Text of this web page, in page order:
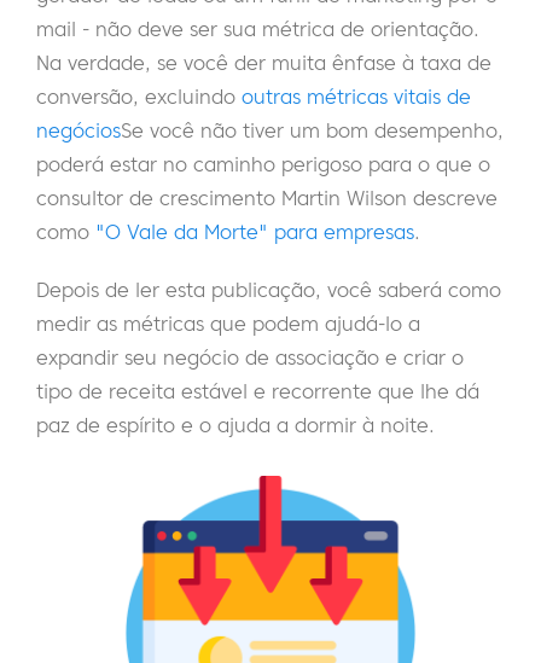
mail - não deve ser sua métrica de orientação.
Na verdade, se você der muita ênfase à taxa de
conversão, excluindo outras métricas vitais de
negóciosSe você não tiver um bom desempenho,
poderá estar no caminho perigoso para o que o
consultor de crescimento Martin Wilson descreve
como "O Vale da Morte" para empresas.
Depois de ler esta publicação, você saberá como
medir as métricas que podem ajudá-lo a
expandir seu negócio de associação e criar o
tipo de receita estável e recorrente que lhe dá
paz de espírito e o ajuda a dormir à noite.